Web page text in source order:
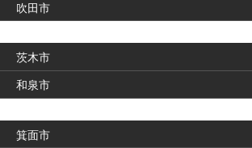
吹田市
茨木市
和泉市
箕面市